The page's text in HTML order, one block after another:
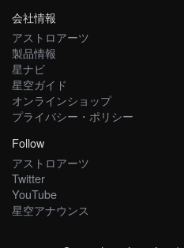
会社情報
アストロアーツ
製品情報
星ナビ
星空ガイド
オンラインショップ
プライバシー・ポリシー
Follow
アストロアーツ
Twitter
YouTube
星空アナウンス